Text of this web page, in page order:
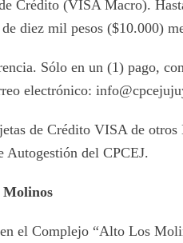
Crédito (VISA Macro).
diez mil pesos ($10.000)
Sólo en un (1) pago,
electrónico:
de Crédito VISA de
Autogestión del CPCEJ.
el Complejo “Alto Los